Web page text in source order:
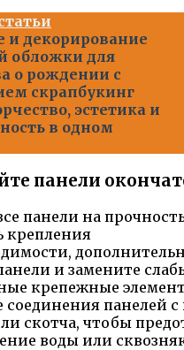
и декорирование
обложки для
о рождении с
скрапбукинг
эстетика и
в одном
панели
панели на
крепления
и замените
крепежные
соединения панелей
скотча, чтобы
воды или